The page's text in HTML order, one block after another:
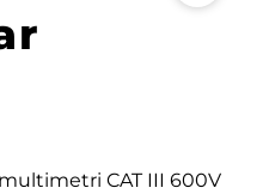
CAT III 600V